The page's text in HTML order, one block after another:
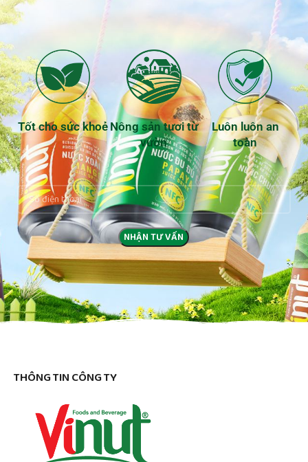
Tốt cho sức khoẻ Nông sản tươi từ
vườn
Luôn luôn an
toàn
THÔNG TIN CÔNG TY